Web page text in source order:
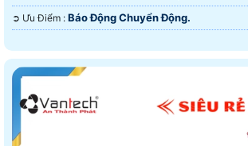
️➲ Ưu Điểm : Báo Động Chuyển Động.